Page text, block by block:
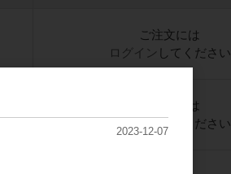
ご注文には
ログイン してください
ご注文には
してください
2023-12-07